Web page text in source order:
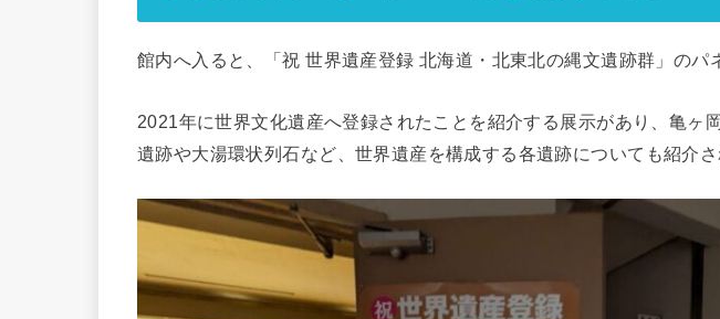
館内へ入ると、「祝 世界遺産登録 北海道・北東北の縄文遺跡群」のパ
2021年に世界文化遺産へ登録されたことを紹介する展示があり、亀ヶ
遺跡や大湯環状列石など、世界遺産を構成する各遺跡についても紹介さ